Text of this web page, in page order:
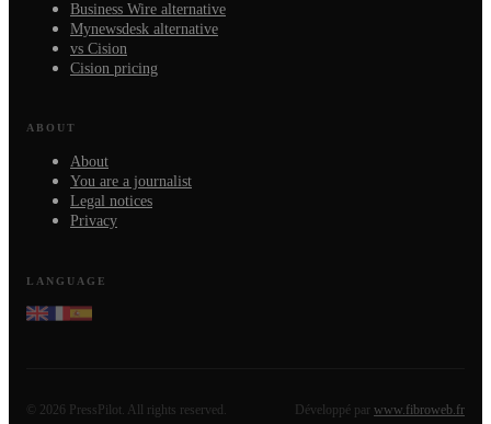
Business Wire alternative
Mynewsdesk alternative
vs Cision
Cision pricing
ABOUT
About
You are a journalist
Legal notices
Privacy
LANGUAGE
© 2026 PressPilot. All rights reserved. Développé par www.fibroweb.fr